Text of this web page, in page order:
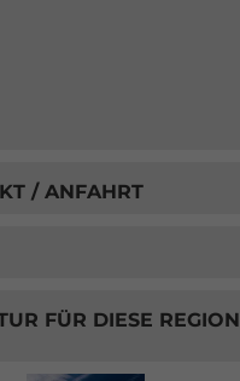
/ ANFAHRT
FÜR DIESE REGION